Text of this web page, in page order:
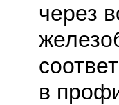
через
в